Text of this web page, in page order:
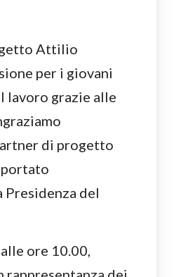
Attilio
per i giovani
lavoro grazie alle
di progetto
portato
Presidenza del
ore 10.00,